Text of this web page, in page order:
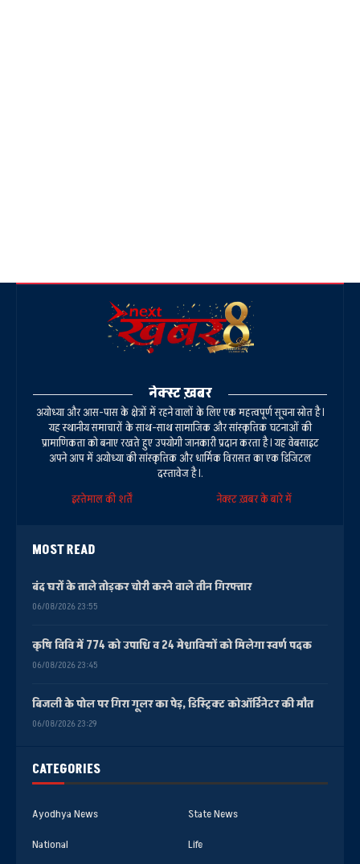
CATEGORIES
Ayodhya News
State News
National
Life
नेक्स्ट ख़बर
अयोध्या और आस-पास के क्षेत्रों में रहने वालों के लिए एक महत्वपूर्ण सूचना स्रोत है।
यह स्थानीय समाचारों के साथ-साथ सामाजिक और सांस्कृतिक घटनाओं की
प्रामाणिकता को बनाए रखते हुए उपयोगी जानकारी प्रदान करता है। यह वेबसाइट
अपने आप में अयोध्या की सांस्कृतिक और धार्मिक विरासत का एक डिजिटल
दस्तावेज है।.
इस्तेमाल की शर्तें
नेक्स्ट ख़बर के बारे में
MOST READ
बंद घरों के ताले तोड़कर चोरी करने वाले तीन गिरफ्तार
06/08/2026 23:55
कृषि विवि में 774 को उपाधि व 24 मेधावियों को मिलेगा स्वर्ण पदक
06/08/2026 23:45
बिजली के पोल पर गिरा गूलर का पेड़, डिस्ट्रिक्ट कोऑर्डिनेटर की मौत
06/08/2026 23:29